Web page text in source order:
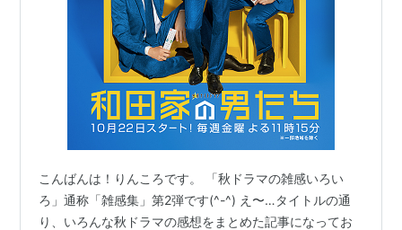
こんばんは！りんころです。 「秋ドラマの雑感いろい
ろ」通称「雑感集」第2弾です(^-^) え〜…タイトルの通
り、いろんな秋ドラマの感想をまとめた記事になってお